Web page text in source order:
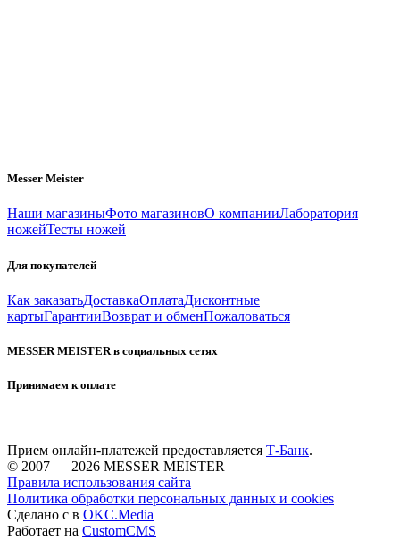
Messer Meister
Наши магазиныФото магазиновО компанииЛаборатория
ножейТесты ножей
Для покупателей
Как заказатьДоставкаОплатаДисконтные
картыГарантииВозврат и обменПожаловаться
MESSER MEISTER в социальных сетях
Принимаем к оплате
Прием онлайн-платежей предоставляется Т-Банк.
© 2007 — 2026 MESSER MEISTER
Правила использования сайта
Политика обработки персональных данных и cookies
Сделано с в OKC.Media
Работает на CustomCMS